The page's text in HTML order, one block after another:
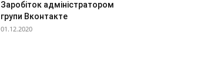
Заробіток адміністратором
групи Вконтакте
01.12.2020